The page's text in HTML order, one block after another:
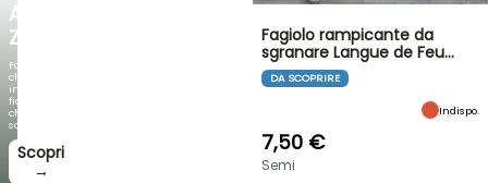
AGAPANTHUS
ZAMBEZI
Fogliami
che
incantano,
fioriture
che
sorprendono!
Scopri
→
Fagiolo rampicante da
sgranare Langue de Feu…
DA SCOPRIRE
Indispo.
7,50 €
Semi